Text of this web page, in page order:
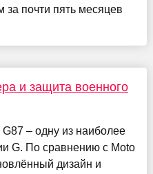
почти пять месяцев
и защита военного
– одну из наиболее
G. По сравнению с Moto
дизайн и